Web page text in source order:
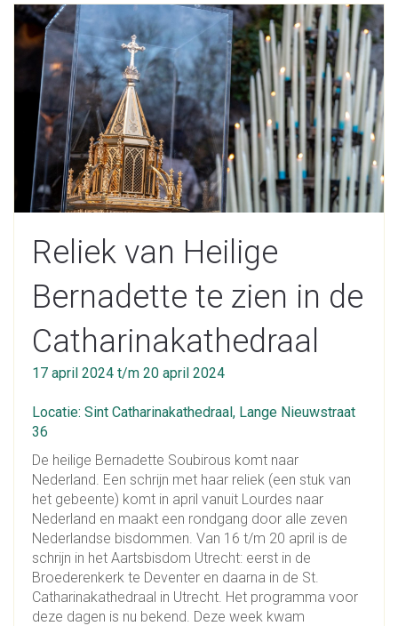
Reliek van Heilige
Bernadette te zien in de
Catharinakathedraal
17 april 2024 t/m 20 april 2024
Locatie: Sint Catharinakathedraal, Lange Nieuwstraat
36
De heilige Bernadette Soubirous komt naar
Nederland. Een schrijn met haar reliek (een stuk van
het gebeente) komt in april vanuit Lourdes naar
Nederland en maakt een rondgang door alle zeven
Nederlandse bisdommen. Van 16 t/m 20 april is de
schrijn in het Aartsbisdom Utrecht: eerst in de
Broederenkerk te Deventer en daarna in de St.
Catharinakathedraal in Utrecht. Het programma voor
deze dagen is nu bekend. Deze week kwam